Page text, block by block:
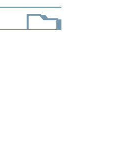
Española,
el buen uso del
y en